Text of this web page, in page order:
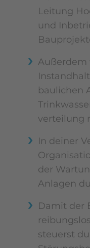
Leitung
und
Außerdem
baulichen
verteilung
In deiner
der
Anlagen
Damit der
steuerst